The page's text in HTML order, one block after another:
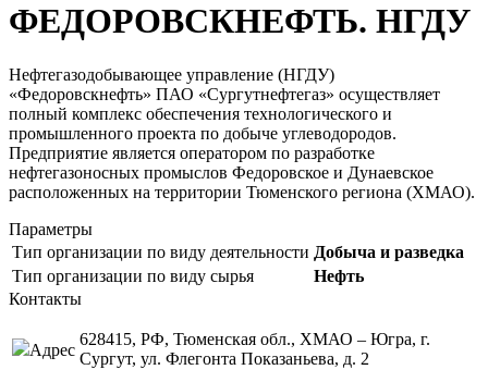
ФЕДОРОВСКНЕФТЬ. НГДУ
Нефтегазодобывающее управление (НГДУ)
«Федоровскнефть» ПАО «Сургутнефтегаз» осуществляет
полный комплекс обеспечения технологического и
промышленного проекта по добыче углеводородов.
Предприятие является оператором по разработке
нефтегазоносных промыслов Федоровское и Дунаевское
расположенных на территории Тюменского региона (ХМАО).
Параметры
Тип организации по виду деятельности Добыча и разведка
Тип организации по виду сырья
Нефть
Контакты
Адрес
628415, РФ, Тюменская обл., ХМАО – Югра, г.
Сургут, ул. Флегонта Показаньева, д. 2